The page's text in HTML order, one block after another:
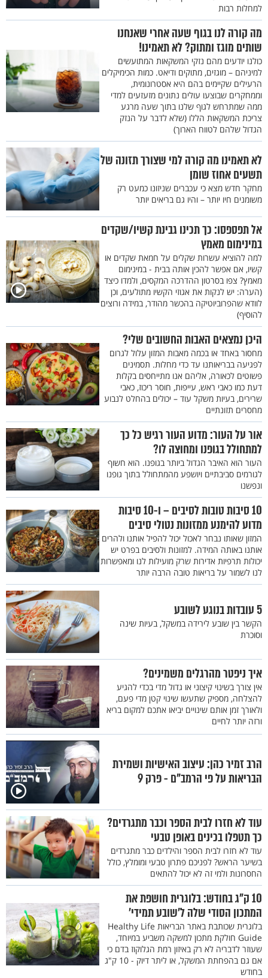
למחלות רבות
מה קורה לנו בגוף שעה אחרי שאנחנו
שותים מוגז ומתוק? לא תאמינו!
כולנו יודעים מהם נזקי המשקאות המתועשים
למיניהם – מוגזים, מתוקים ודיאט. כמות הכימיקלים
הרעילים שקיימים בהם היא אסטרונומית,
וממחקרים שבוצעו עולים נתונים מזעזעים למדי
ממה שמתרחש לגוף שלנו בתוך שעה מרגע
צריכת המשקאות הללו (שלא לדבר על הנזק
הגדול שלהם לטווח הארוך)
לא תאמינו מה קורה למי שצורך תזונה של
תשעים אחוז שומן
מחקר חדש מצא כי עכברים שניזונו כמעט רק
משומנים חיו יותר – והיו גם בריאים יותר
אל תפספסו: כך תכינו גבינת קשיו/שקדים
במינימום מאמץ
למה להוציא עשרות שקלים על חמאת שקדים או
קשיו, אם אפשר להכין אותה בבית - במינימום
מאמץ? צפו בסרטון ההדרכה המקסים, ולמדו כיצד
(הערה: יש לנקות את אגוזי הקשיו מתולעים, וכן
לוודא שהפרוביוטיקה בהכשר מהודר, במידה ורוצים
להוסיף)
היכן נמצאים האבות החשובים שלי?
מחסור באחד או בכמה מאבות המזון עלול לגרום
לפגיעה בבריאותנו עד כדי מחלות. תסמינים
פשוטים לכאורה, אליהם אנו מתייחסים בקלות
דעת כמו כאבי ראש, עייפות, חוסר ריכוז, כאבי
שרירים, בעיות משקל עוד – יכולים בהחלט לנבוע
מחסרים תזונתיים
אור על העור: מדוע העור רגיש כל כך
למתחולל בגופנו ומחוצה לו?
העור הוא האיבר הגדול ביותר בגופנו. הוא חשוף
לגורמים סביבתיים ויושפע מהמתחולל בתוך גופנו
ונפשנו
10 סיבות טובות לסיבים – ו-10 סיבות
מדוע להימנע ממזונות נטולי סיבים
המזון שאותו נבחר לאכול יכול להפיל אותנו ולהרים
אותנו באותה המידה. למזונות ולסיבים בפרט יש
יכולות תרפיות אדירות שרק מועילות לנו ומאפשרות
לנו לשמור על בריאות טובה הרבה יותר
5 עובדות בנוגע לשובע
הקשר בין שובע לירידה במשקל, בעיות שינה
וסוכרת
איך ניפטר מהרגלים משמינים?
אין צורך בשינוי קיצוני או גדול מדי בכדי להגיע
להצלחה, מספיק שתעשו שינוי קטן מדי פעם,
ולאורך זמן אותם שינויים יביאו אתכם למקום בריא
ורזה יותר לחיים
הרב זמיר כהן: עיצוב האישיות ושמירת
הבריאות על פי הרמב"ם - פרק 9
עוד לא חזרו לבית הספר וכבר מתגרדים?
כך תטפלו בכינים באופן טבעי
עוד לא חזרו לבית הספר והילדים כבר מתגרדים
בשיער הראש? לפניכם פתרון טבעי ומומלץ, כולל
החסרונות ולמי זה לא יכול להתאים
10 ק"ג בחודש: בלוגרית חושפת את
המתכון הסודי שלה ל’שובע תמידי’
בלוגרית שכותבת באתר הבריאות Healthy Life
Guide חולקת מתכון למשקה משביע במיוחד,
שעוזר לדבריה לא רק באיזון רמת הגלוקוז בדם כי
אם גם בהפחתת המשקל, או ליתר דיוק - 10 ק"ג
בחודש